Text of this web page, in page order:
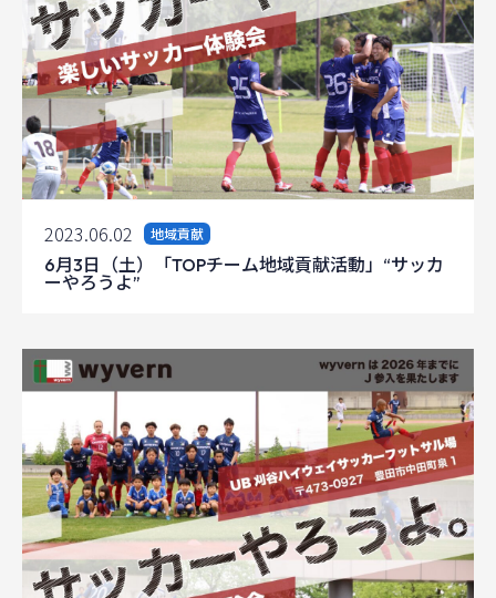
2023.06.02 地域貢献
6月3日（土）「TOPチーム地域貢献活動」“サッカ
ーやろうよ”